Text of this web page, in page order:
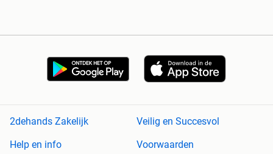
2dehands Zakelijk
Veilig en Succesvol
Help en info
Voorwaarden